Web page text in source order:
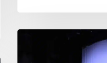
Szekszárdtól